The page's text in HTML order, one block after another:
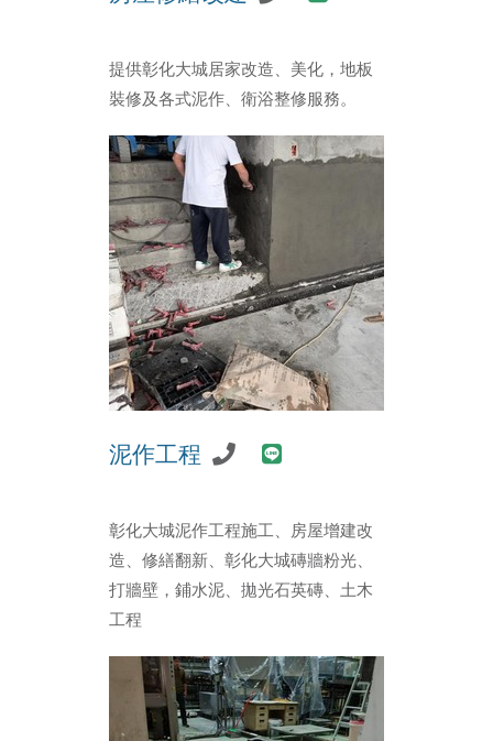
提供彰化大城居家改造、美化，地板
裝修及各式泥作、衛浴整修服務。
泥作工程
彰化大城泥作工程施工、房屋增建改
造、修繕翻新、彰化大城磚牆粉光、
打牆壁，鋪水泥、拋光石英磚、土木
工程